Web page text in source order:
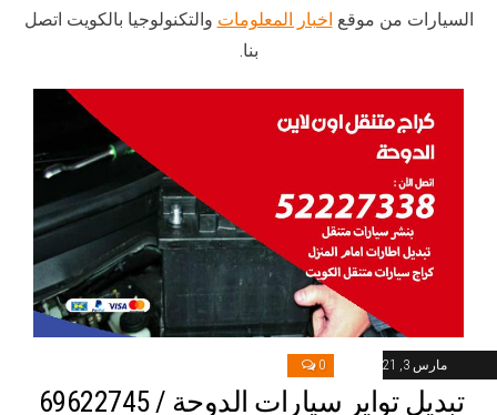
السيارات من موقع اخبار المعلومات والتكنولوجيا بالكويت اتصل
بنا.
مارس 3, 2021 0